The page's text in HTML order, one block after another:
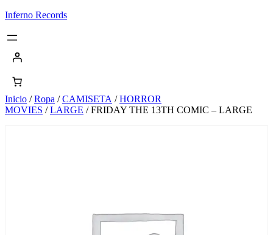
Saltar
contenido
Inferno Records
Inicio /Ropa /CAMISETA /HORROR
MOVIES /LARGE / FRIDAY THE 13TH COMIC – LARGE